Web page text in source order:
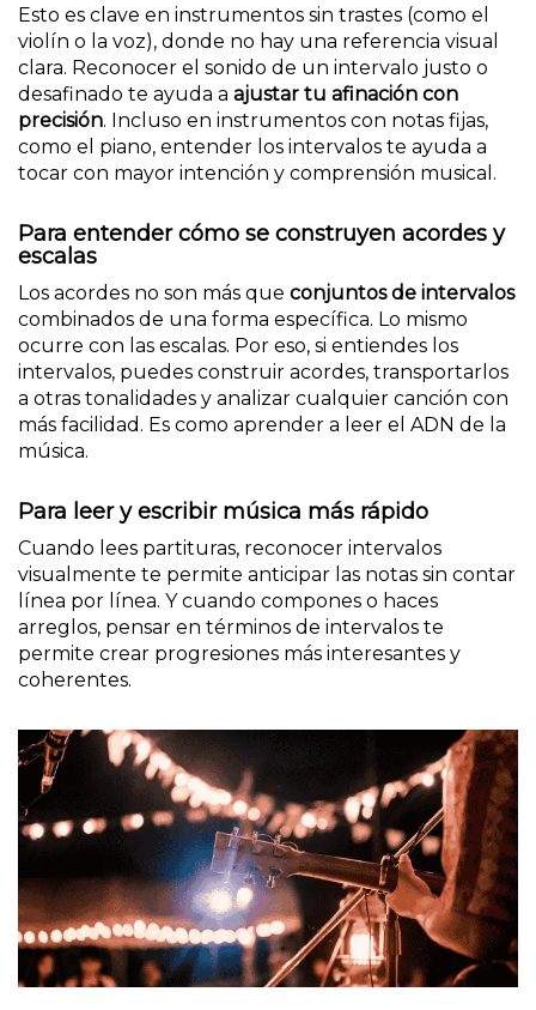
Esto es clave en instrumentos sin trastes (como el
violín o la voz), donde no hay una referencia visual
clara. Reconocer el sonido de un intervalo justo o
desafinado te ayuda a ajustar tu afinación con
precisión. Incluso en instrumentos con notas fijas,
como el piano, entender los intervalos te ayuda a
tocar con mayor intención y comprensión musical.
Para entender cómo se construyen acordes y
escalas
Los acordes no son más que conjuntos de intervalos
combinados de una forma específica. Lo mismo
ocurre con las escalas. Por eso, si entiendes los
intervalos, puedes construir acordes, transportarlos
a otras tonalidades y analizar cualquier canción con
más facilidad. Es como aprender a leer el ADN de la
música.
Para leer y escribir música más rápido
Cuando lees partituras, reconocer intervalos
visualmente te permite anticipar las notas sin contar
línea por línea. Y cuando compones o haces
arreglos, pensar en términos de intervalos te
permite crear progresiones más interesantes y
coherentes.